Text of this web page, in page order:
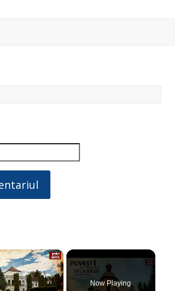
×
Now Playing